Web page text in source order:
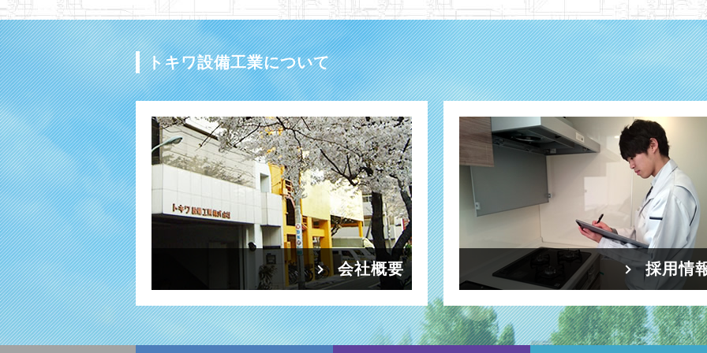
トキワ設備工業について
会社概要 採用情